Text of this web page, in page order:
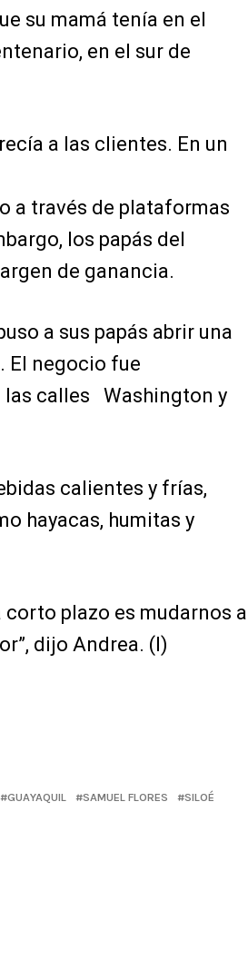
su mamá tenía en el
en el sur de
a las clientes. En un
a través de plataformas
los papás del
de ganancia.
a sus papás abrir una
El negocio fue
las calles Washington y
calientes y frías,
hayacas, humitas y
corto plazo es mudarnos a
dijo Andrea. (I)
GUAYAQUIL SAMUEL FLORES SILOÉ